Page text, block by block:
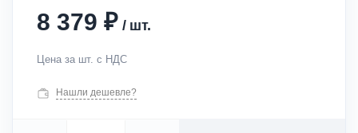
8 379 ₽ / шт.
Цена за шт. с НДС
Нашли дешевле?